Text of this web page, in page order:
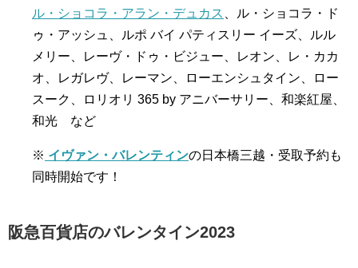
ル・ショコラ・アラン・デュカス
、ル・ショコラ・ド
ゥ・アッシュ、ルポ バイ パティスリー イーズ、ルル
メリー、レーヴ・ドゥ・ビジュー、レオン、レ・カカ
オ、レガレヴ、レーマン、ローエンシュタイン、ロー
スーク、ロリオリ 365 by アニバーサリー、和楽紅屋、
和光 など
※ イヴァン・バレンティンの日本橋三越・受取予約も
同時開始です！
阪急百貨店のバレンタイン2023